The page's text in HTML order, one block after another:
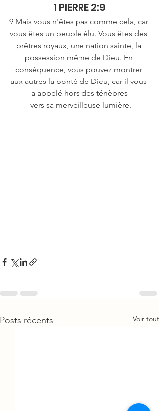
1 PIERRE 2:9
9 Mais vous n'êtes pas comme cela, car
vous êtes un peuple élu. Vous êtes des
prêtres royaux, une nation sainte, la
possession même de Dieu. En
conséquence, vous pouvez montrer
aux autres la bonté de Dieu, car il vous
a appelé hors des ténèbres
vers sa merveilleuse lumière.
Posts récents Voir tout